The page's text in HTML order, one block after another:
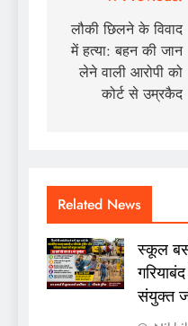
navigation
लौकी छिलने के विवाद
में हत्या: बहन की जान
लेने वाली आरोपी को
कोर्ट से उम्रकैद
Related News
स्कूल
संयुक्त